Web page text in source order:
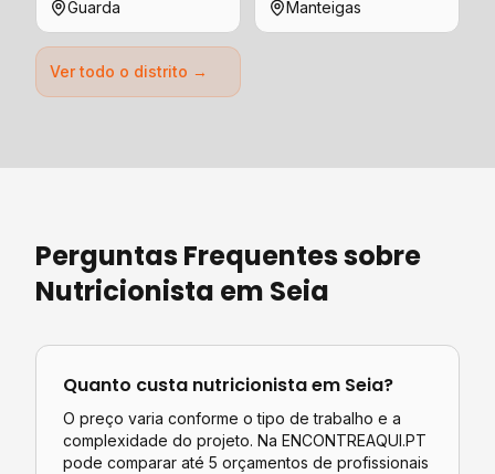
Guarda Manteigas
Ver todo o distrito →
Perguntas Frequentes sobre
Nutricionista em Seia
Quanto custa nutricionistaem Seia?
O preço varia conforme o tipo de trabalho e a
complexidade do projeto. Na ENCONTREAQUI.PT
pode comparar até 5 orçamentos de profissionais